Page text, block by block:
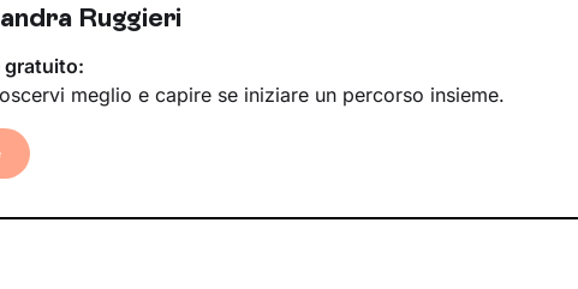
Ruggieri
gratuito:
meglio e capire se iniziare un percorso insieme.